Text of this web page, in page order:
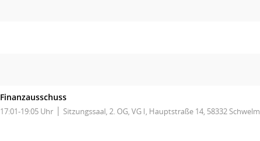
Finanzausschuss
17:01-19:05 Uhr Sitzungssaal, 2. OG, VG I, Hauptstraße 14, 58332 Schwelm